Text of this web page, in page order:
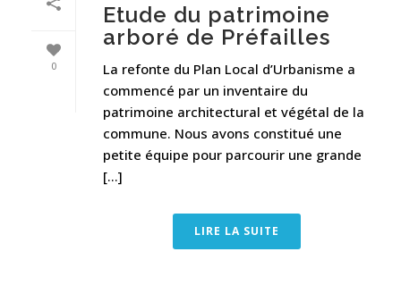
0
Etude du patrimoine
arboré de Préfailles
La refonte du Plan Local d’Urbanisme a
commencé par un inventaire du
patrimoine architectural et végétal de la
commune. Nous avons constitué une
petite équipe pour parcourir une grande
[...]
LIRE LA SUITE